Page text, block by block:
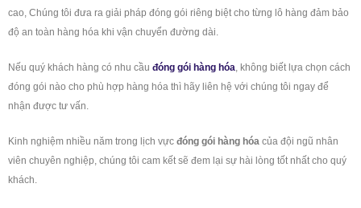
cao, Chúng tôi đưa ra giải pháp đóng gói riêng biệt cho từng lô hàng đảm bảo
độ an toàn hàng hóa khi vận chuyển đường dài.
Nếu quý khách hàng có nhu cầu đóng gói hàng hóa, không biết lựa chọn cách
đóng gói nào cho phù hợp hàng hóa thì hãy liên hệ với chúng tôi ngay để
nhận được tư vấn.
Kinh nghiệm nhiều năm trong lịch vực đóng gói hàng hóa của đội ngũ nhân
viên chuyên nghiệp, chúng tôi cam kết sẽ đem lại sự hài lòng tốt nhất cho quý
khách.